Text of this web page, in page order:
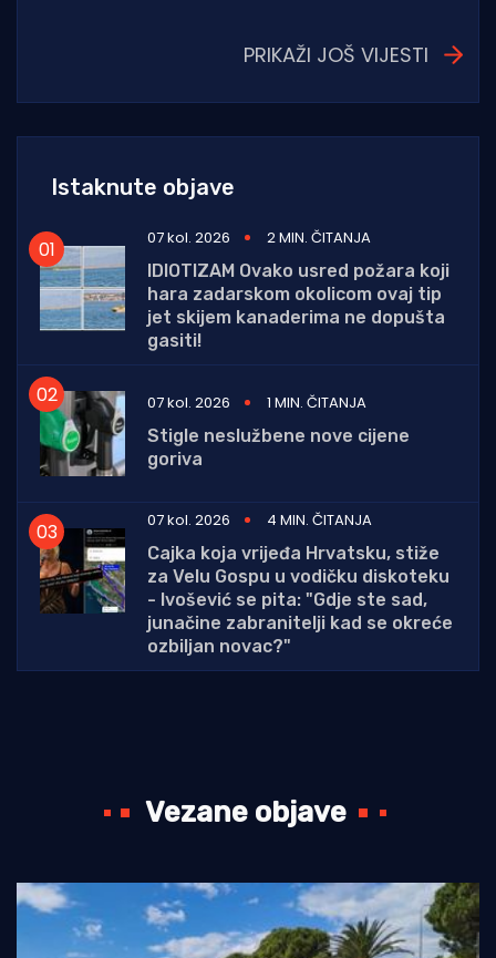
PRIKAŽI JOŠ VIJESTI
Istaknute objave
07 kol. 2026
2 MIN. ČITANJA
IDIOTIZAM Ovako usred požara koji
hara zadarskom okolicom ovaj tip
jet skijem kanaderima ne dopušta
gasiti!
07 kol. 2026
1 MIN. ČITANJA
Stigle neslužbene nove cijene
goriva
07 kol. 2026
4 MIN. ČITANJA
Cajka koja vrijeđa Hrvatsku, stiže
za Velu Gospu u vodičku diskoteku
- Ivošević se pita: "Gdje ste sad,
junačine zabranitelji kad se okreće
ozbiljan novac?"
Vezane objave